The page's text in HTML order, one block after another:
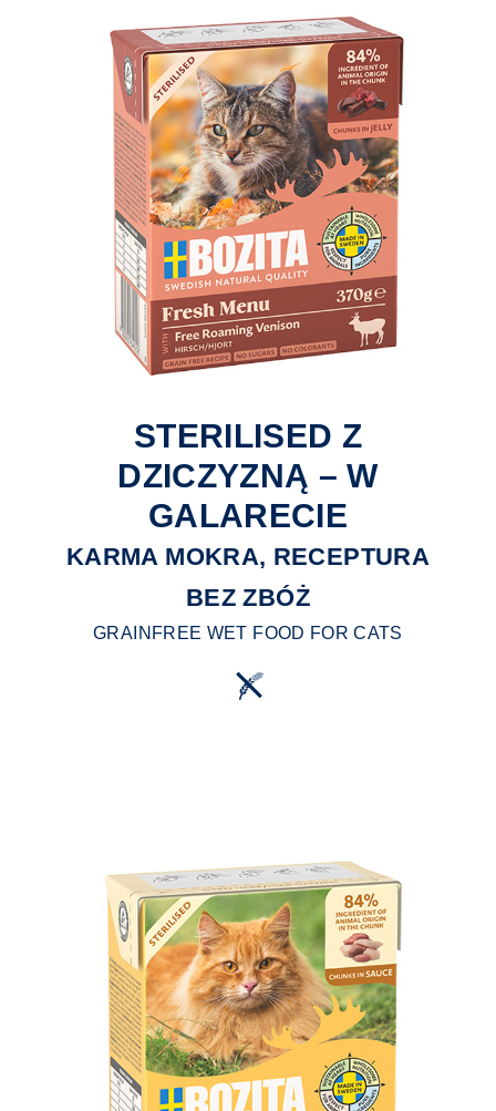
STERILISED Z
DZICZYZNĄ – W
GALARECIE
KARMA MOKRA, RECEPTURA
BEZ ZBÓŻ
GRAINFREE WET FOOD FOR CATS